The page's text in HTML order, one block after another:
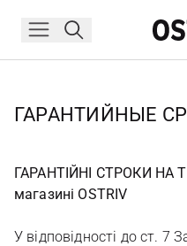
ГАРАНТИЙНЫЕ
ГАРАНТІЙНІ СТРОКИ НА
магазині OSTRIV
У відповідності до ст. 7